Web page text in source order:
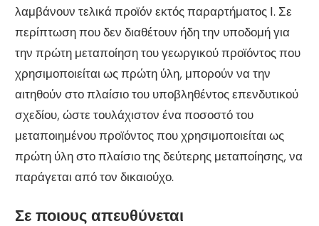
λαμβάνουν τελικά προϊόν εκτός παραρτήματος Ι. Σε
περίπτωση που δεν διαθέτουν ήδη την υποδομή για
την πρώτη μεταποίηση του γεωργικού προϊόντος που
χρησιμοποιείται ως πρώτη ύλη, μπορούν να την
αιτηθούν στο πλαίσιο του υποβληθέντος επενδυτικού
σχεδίου, ώστε τουλάχιστον ένα ποσοστό του
μεταποιημένου προϊόντος που χρησιμοποιείται ως
πρώτη ύλη στο πλαίσιο της δεύτερης μεταποίησης, να
παράγεται από τον δικαιούχο.
Σε ποιους απευθύνεται